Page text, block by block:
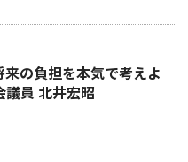
の負担を本気で考えよ
員 北井宏昭